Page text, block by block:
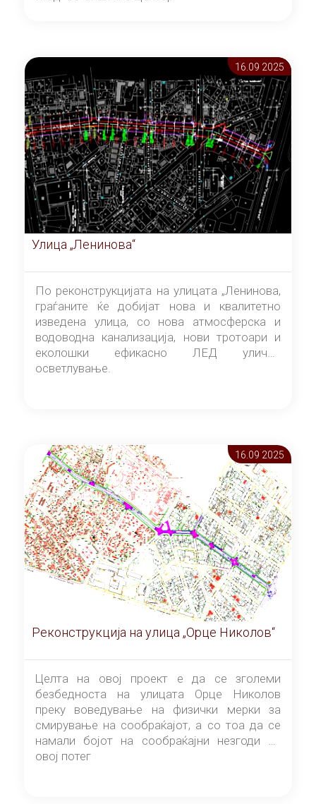
16.09 2025
Улица „Ленинова“
По реконструкцијата на улицата „Ленинова,
граѓаните ќе добијат нова и квалитетно
изведена улица, со нова атмосферска и
водоводна канализација, нови тротоари и
еколошки ефикасно ЛЕД улично
осветлување.
16.09 2025
Реконструкција на улица „Орце Николов“
Целта на овој проект е да се зголеми
безбедноста на улицата Орце Николов
преку воведување на физички мерки за
смирување на сообраќајот, а со тоа да се
намали бојот на сообраќајни незгоди на
овој потег